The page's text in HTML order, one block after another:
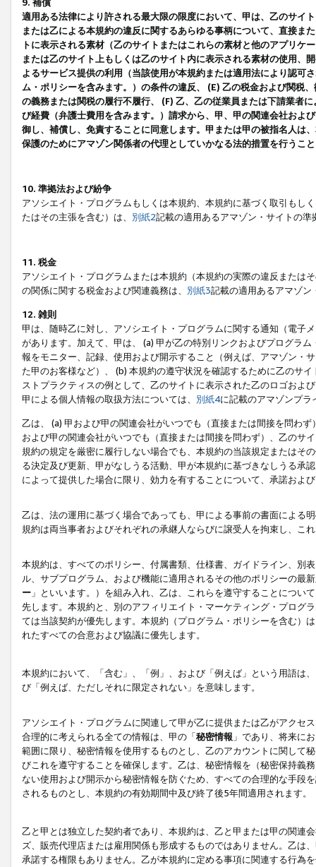
9. 補償
適用ある法律により許される最大限の限度において、甲は、乙のサイ
または乙による本規約の違反に関するあらゆる事柄について、直接ま
トに表示される素材（乙のサイトまたはこれらの素材と他のアプリ
または乙のサイト上もしくは乙のサイト内に表示される素材の使用、
よるサービス提供の利用（当該使用が本規約または適用法により認可
ム・ポリシーを含みます。）の条件の違反、 (E) 乙の税金および関税
の義務または関税の履行不履行、 (F) 乙、乙の従業員または下請業者
び経費（弁護士費用を含みます。）請求から、甲、甲の関連会社およ
御し、補償し、免責することに同意します。甲または甲の被指名人は
保護のためにアマゾン関係者の代理としていかなる法的措置を行うこ
10. 準拠法および紛争
アソシエイト・プログラムもしくは本規約、本規約に基づく取引もし
たはその主張を含む）は、 別紙2記載の適用あるアマゾン・サイトの
11. 税金
アソシエイト・プログラムまたは本規約（本規約の実際の違反または
の関係に関する税金および関連義務は、 別紙3記載の適用あるアマゾン
12. 雑則
甲は、随時乙に対し、アソシエイト・プログラムに関する通知（電子
があります。加えて、甲は、 (a) 甲が乙の特別リンクおよびプログラ
報をモニター、記録、使用および開示すること（例えば、アマゾン・
た甲のお客様など）、 (b) 本規約の遵守状況を確認するために乙のサ
ストプラクティスの例として、乙のサイトに表示された乙のロゴおよ
甲による個人情報の取扱方法については、 別紙4に記載のアマゾンプ
乙は、 (a) 甲および甲の関連会社がいつでも（直接または間接を問わ
および甲の関連会社がいつでも（直接または間接を問わず）、乙のサ
規約の規定を厳密に履行しない場合でも、本規約の当該規定またはそ
る決定及び更新、甲がなしうる活動、甲が本規約に基づきなしうる承
によって提供した場合に限り、効力を有することについて、承諾およ
乙は、法の運用に基づく場合であっても、甲による事前の書面による
規約は両当事者およびそれぞれの承継人ならびに譲受人を拘束し、こ
本規約は、すべてのポリシー、付属書類、仕様書、ガイドライン、別
ル、サブプログラム、および機能に適用されるその他のポリシーの最
ー 」といいます。）を組み入れ、乙は、これらを遵守することにつ
先します。本規約と、別のアフィリエイト・マーケティング・プログ
ては当該契約が優先します。本規約（プログラム・ポリシーを含む）
れたすべての合意および協議に優先します。
本規約において、「含む」、「例」、および「例えば」という用語は
び「例えば、ただしそれに限定されない」を意味します。
アソシエイト・プログラムに関連して甲が乙に提供または乙がアクセ
合理的に考えられる全ての情報は、甲の「秘密情報 」であり、将来に
範囲に限り、秘密情報を使用するものとし、乙のアカウントに関して
びこれを遵守することを確保します。乙は、秘密情報を（秘密保持義
ない使用および開示から秘密情報を防ぐため、すべての合理的な手段
されるものとし、本規約の有効期間中及び終了後5年間適用されます。
乙と甲とは独立した契約者であり、本規約は、乙と甲または甲の関連
ズ、販売代理店または雇用関係も形成するものではありません。乙は
承諾する権限もありません。乙が本規約に定める事項に関連する行為